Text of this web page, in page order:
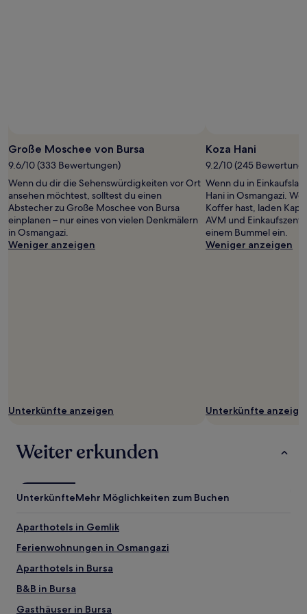
Es
können
zusätzliche
Bedingungen
gelten.
Große Moschee von Bursa
9.6/10 (333 Bewertungen)
Wenn du dir die Sehenswürdigkeiten vor Ort
ansehen möchtest, solltest du einen
Abstecher zu Große Moschee von Bursa
einplanen – nur eines von vielen Denkmälern
in Osmangazi.
Weniger anzeigen
Unterkünfte anzeigen
Koza Hani
9.2/10 (245
Wenn du in
Hani in Osmangazi.
Koffer hast, laden
AVM und
einem Bummel ein.
Weniger anzeigen
Unterkünfte
Weiter erkunden
UnterkünfteMehr Möglichkeiten zum Buchen
Aparthotels in Gemlik
Ferienwohnungen in Osmangazi
Aparthotels in Bursa
B&B in Bursa
Gasthäuser in Bursa